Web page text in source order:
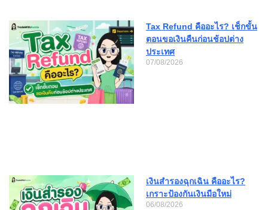
Tax Refund คืออะไร? เช็กขั้น
ตอนขอเงินคืนก่อนช้อปต่าง
ประเทศ
07/08/2026
เงินสำรองฉุกเฉิน คืออะไร?
เกราะป้องกันเงินมือใหม่
06/08/2026